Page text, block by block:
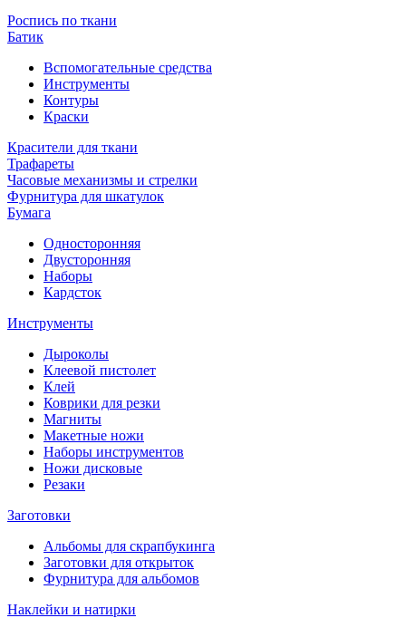
Роспись по ткани
Батик
Вспомогательные средства
Инструменты
Контуры
Краски
Красители для ткани
Трафареты
Часовые механизмы и стрелки
Фурнитура для шкатулок
Бумага
Односторонняя
Двусторонняя
Наборы
Кардсток
Инструменты
Дыроколы
Клеевой пистолет
Клей
Коврики для резки
Магниты
Макетные ножи
Наборы инструментов
Ножи дисковые
Резаки
Заготовки
Альбомы для скрапбукинга
Заготовки для открыток
Фурнитура для альбомов
Наклейки и натирки